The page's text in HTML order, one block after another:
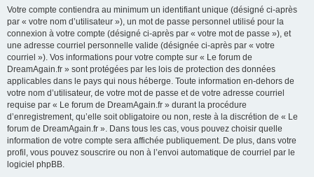
Votre compte contiendra au minimum un identifiant unique (désigné ci-après
par « votre nom d’utilisateur »), un mot de passe personnel utilisé pour la
connexion à votre compte (désigné ci-après par « votre mot de passe »), et
une adresse courriel personnelle valide (désignée ci-après par « votre
courriel »). Vos informations pour votre compte sur « Le forum de
DreamAgain.fr » sont protégées par les lois de protection des données
applicables dans le pays qui nous héberge. Toute information en-dehors de
votre nom d’utilisateur, de votre mot de passe et de votre adresse courriel
requise par « Le forum de DreamAgain.fr » durant la procédure
d’enregistrement, qu’elle soit obligatoire ou non, reste à la discrétion de « Le
forum de DreamAgain.fr ». Dans tous les cas, vous pouvez choisir quelle
information de votre compte sera affichée publiquement. De plus, dans votre
profil, vous pouvez souscrire ou non à l’envoi automatique de courriel par le
logiciel phpBB.